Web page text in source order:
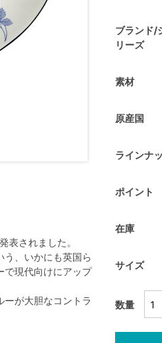
表されました。
、いかにも英国ら
で現代向けにアップ
が大胆なコントラ
数量
ブランド/
リーズ
素材
原産国
ラインナ
ポイント
在庫
サイズ